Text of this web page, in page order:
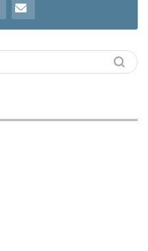
WORK
コピーライター